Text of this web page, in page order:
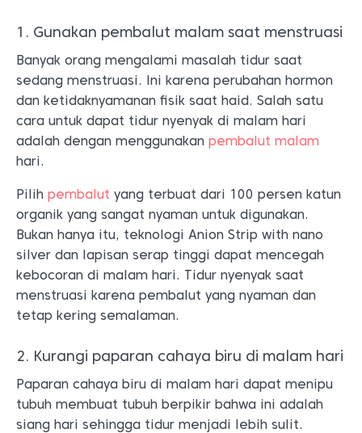
1. Gunakan pembalut malam saat menstruasi
Banyak orang mengalami masalah tidur saat
sedang menstruasi. Ini karena perubahan hormon
dan ketidaknyamanan fisik saat haid. Salah satu
cara untuk dapat tidur nyenyak di malam hari
adalah dengan menggunakan pembalut malam
hari.
Pilih pembalut yang terbuat dari 100 persen katun
organik yang sangat nyaman untuk digunakan.
Bukan hanya itu, teknologi Anion Strip with nano
silver dan lapisan serap tinggi dapat mencegah
kebocoran di malam hari. Tidur nyenyak saat
menstruasi karena pembalut yang nyaman dan
tetap kering semalaman.
2. Kurangi paparan cahaya biru di malam hari
Paparan cahaya biru di malam hari dapat menipu
tubuh membuat tubuh berpikir bahwa ini adalah
siang hari sehingga tidur menjadi lebih sulit.